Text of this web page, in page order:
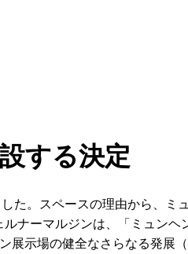
する決定
た。スペースの理由から、ミ
ナーマルジンは、「ミュンヘ
示場の健全なさらなる発展（